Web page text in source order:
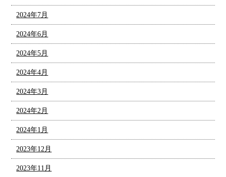
2024年7月
2024年6月
2024年5月
2024年4月
2024年3月
2024年2月
2024年1月
2023年12月
2023年11月